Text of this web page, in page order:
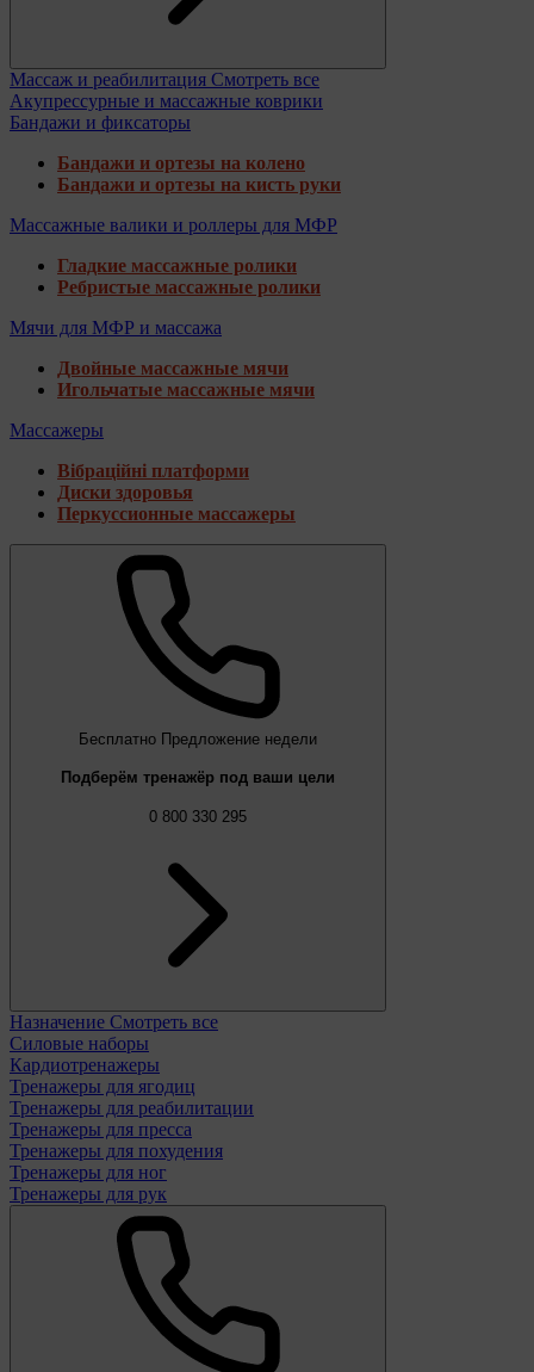
Массаж и реабилитация Смотреть все
Акупрессурные и массажные коврики
Бандажи и фиксаторы
Бандажи и ортезы на колено
Бандажи и ортезы на кисть руки
Массажные валики и роллеры для МФР
Гладкие массажные ролики
Ребристые массажные ролики
Мячи для МФР и массажа
Двойные массажные мячи
Игольчатые массажные мячи
Массажеры
Вібраційні платформи
Диски здоровья
Перкуссионные массажеры
Бесплатно Предложение недели
Подберём тренажёр под ваши цели
0 800 330 295
Назначение Смотреть все
Силовые наборы
Кардиотренажеры
Тренажеры для ягодиц
Тренажеры для реабилитации
Тренажеры для пресса
Тренажеры для похудения
Тренажеры для ног
Тренажеры для рук